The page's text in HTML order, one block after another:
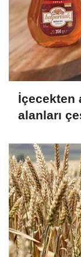
İçecekten
alanları